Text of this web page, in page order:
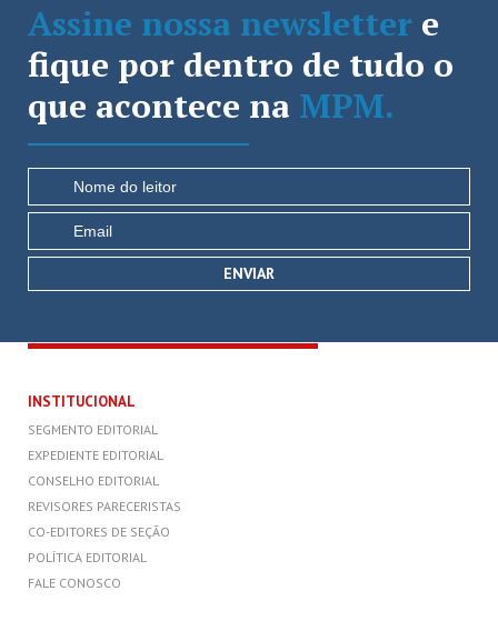
Assine nossa newsletter e
fique por dentro de tudo o
que acontece na MPM.
INSTITUCIONAL
SEGMENTO EDITORIAL
EXPEDIENTE EDITORIAL
CONSELHO EDITORIAL
REVISORES PARECERISTAS
CO-EDITORES DE SEÇÃO
POLÍTICA EDITORIAL
FALE CONOSCO